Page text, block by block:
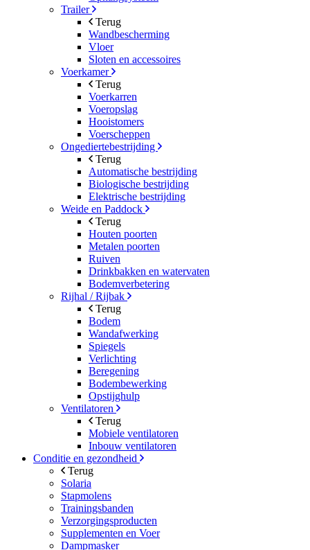
Trailer
Terug
Wandbescherming
Vloer
Sloten en accessoires
Voerkamer
Terug
Voerkarren
Voeropslag
Hooistomers
Voerscheppen
Ongediertebestrijding
Terug
Automatische bestrijding
Biologische bestrijding
Elektrische bestrijding
Weide en Paddock
Terug
Houten poorten
Metalen poorten
Ruiven
Drinkbakken en watervaten
Bodemverbetering
Rijhal / Rijbak
Terug
Bodem
Wandafwerking
Spiegels
Verlichting
Beregening
Bodembewerking
Opstijghulp
Ventilatoren
Terug
Mobiele ventilatoren
Inbouw ventilatoren
Conditie en gezondheid
Terug
Solaria
Stapmolens
Trainingsbanden
Verzorgingsproducten
Supplementen en Voer
Dampmasker